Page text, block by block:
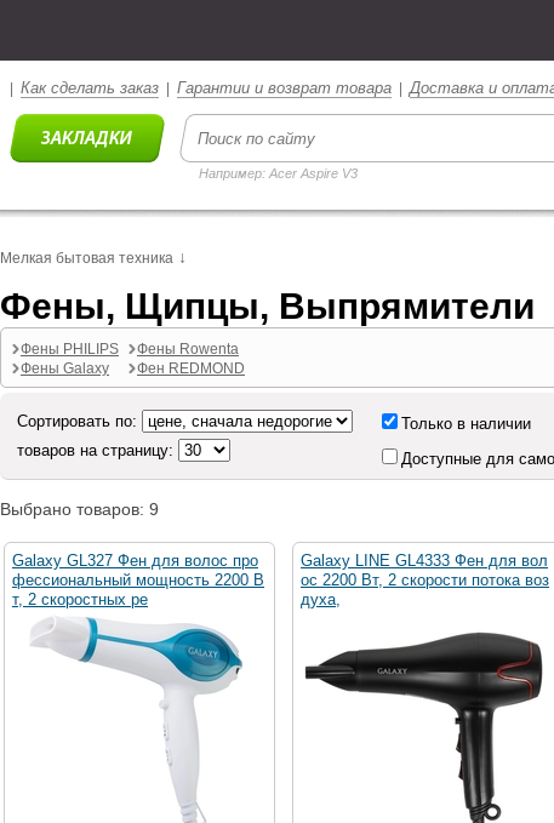
Как сделать заказ Гарантии и возврат товара |Доставка и
Например: Acer Aspire V3
Мелкая бытовая техника ↓
Фены, Щипцы, Выпрямители
Фены PHILIPS
Фены Galaxy
Фены Rowenta
Фен REDMOND
Сортировать по:
товаров на страницу:
Только в наличии
Доступные для
Выбрано товаров: 9
Galaxy GL327 Фен для волос про
фессиональный мощность 2200 В
т, 2 скоростных ре
Galaxy LINE GL4333 Фен для вол
ос 2200 Вт, 2 скорости потока воз
духа,